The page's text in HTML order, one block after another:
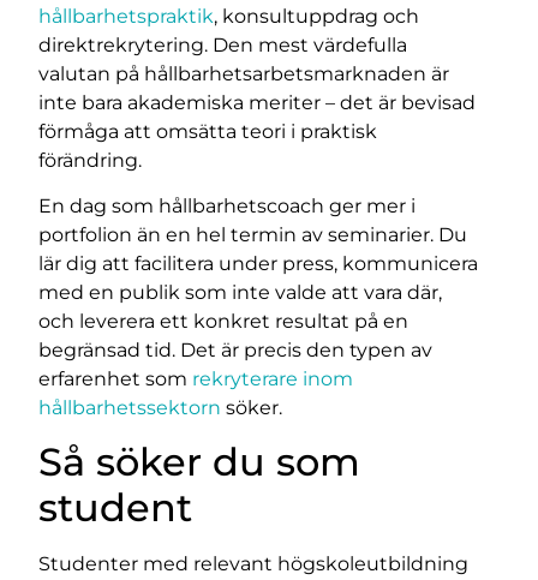
hållbarhetspraktik, konsultuppdrag och
direktrekrytering. Den mest värdefulla
valutan på hållbarhetsarbetsmarknaden är
inte bara akademiska meriter – det är bevisad
förmåga att omsätta teori i praktisk
förändring.
En dag som hållbarhetscoach ger mer i
portfolion än en hel termin av seminarier. Du
lär dig att facilitera under press, kommunicera
med en publik som inte valde att vara där,
och leverera ett konkret resultat på en
begränsad tid. Det är precis den typen av
erfarenhet som rekryterare inom
hållbarhetssektorn söker.
Så söker du som
student
Studenter med relevant högskoleutbildning